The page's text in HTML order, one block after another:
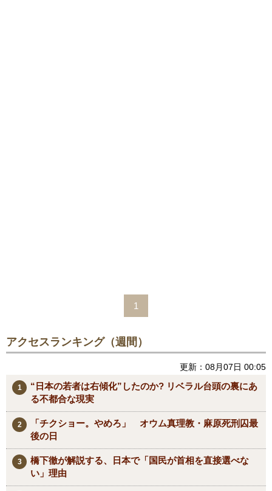
1
アクセスランキング（週間）
更新：08月07日 00:05
“日本の若者は右傾化”したのか? リベラル台頭の裏にあ
る不都合な現実
「チクショー。やめろ」 オウム真理教・麻原死刑囚最
後の日
橋下徹が解説する、日本で「国民が首相を直接選べな
い」理由